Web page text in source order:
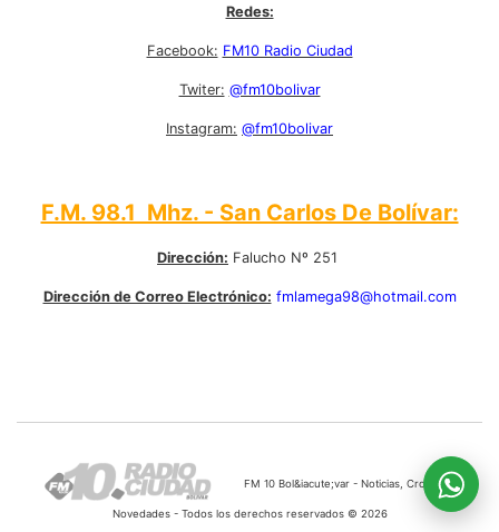
Redes:
Facebook: FM10 Radio Ciudad
Twiter: @fm10bolivar
Instagram: @fm10bolivar
F.M. 98.1 Mhz. - San Carlos De Bolívar:
Dirección: Falucho Nº 251
Dirección de Correo Electrónico: fmlamega98@hotmail.com
FM 10 Bol&iacute;var - Noticias, Cronicas,
Novedades - Todos los derechos reservados © 2026